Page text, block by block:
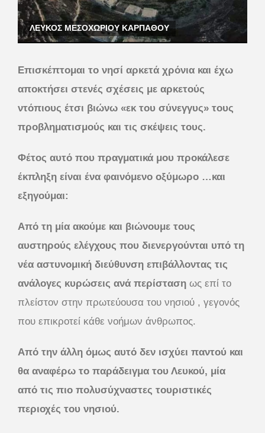
ΛΕΥΚΟΣ ΜΕΣΟΧΩΡΙΟΥ ΚΑΡΠΑΘΟΥ
Επισκέπτομαι το νησί αρκετά χρόνια και έχω
αποκτήσει στενές σχέσεις με αρκετούς
ντόπιους έτσι βιώνω «εκ του σύνεγγυς» τους
προβληματισμούς και τις σκέψεις τους.
Φέτος αυτό που πραγματικά μου προκάλεσε
έκπληξη είναι ένα φαινόμενο οξύμωρο …και
εξηγούμαι:
Από τη μία ακούμε και βιώνουμε τους
αυστηρούς ελέγχους που διενεργούνται υπό τη
νέα αστυνομική διεύθυνση επιβάλλοντας τις
ανάλογες κυρώσεις ανά περίσταση ως επί το
πλείστον στην πρωτεύουσα του νησιού , γεγονός
που επικροτεί κάθε νοήμων άνθρωπος.
Από την άλλη όμως αυτό δεν ισχύει παντού και
θα αναφέρω το παράδειγμα του Λευκού, μία
από τις πιο πολυσύχναστες τουριστικές
περιοχές του νησιού.